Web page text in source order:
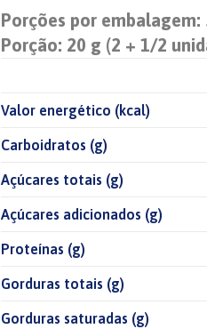
Porções por embalagem:
Porção: 20 g (2 + 1/2
Valor energético (kcal)
Carboidratos (g)
Açúcares totais (g)
Açúcares adicionados (g)
Proteínas (g)
Gorduras totais (g)
Gorduras saturadas (g)